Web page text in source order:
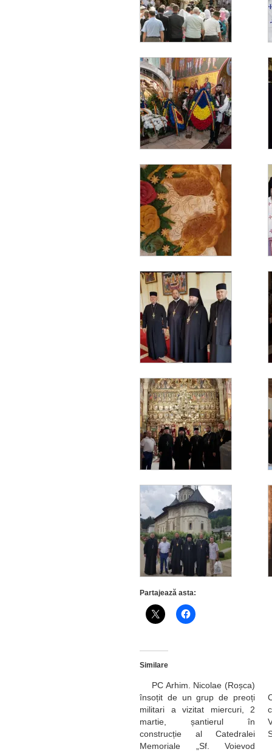
Partajează asta:
Similare
PC Arhim. Nicolae (Roșca)
însoțit de un grup de preoți
militari a vizitat miercuri, 2
martie, șantierul în
construcție al Catedralei
Memoriale „Sf. Voievod